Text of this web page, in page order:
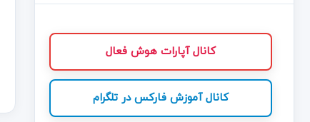
کانال آپارات هوش فعال
کانال آموزش فارکس در تلگرام